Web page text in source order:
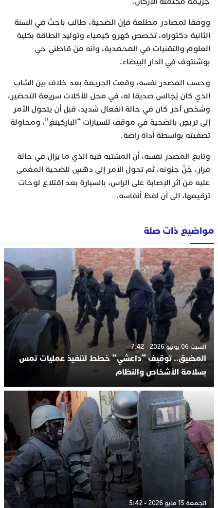
ووفقا لمصادر مطلعة فإن الضحية، طالب باحث في السنة
الثانية دكتوراه، تخصص كهرو كيمياء وتوليد الطاقة بكلية
العلوم والتقنيات في المحمدية، وأنه من قاطني حي
بوشنتوف في الدار البيضاء.
وحسب المصدر نفسه، وقعت الجريمة بعد خلاف بين الشاب
الذي كان يُجالس صديقا له، في محل للأكلات سريعة التحضير،
وشخص آخر كان في حالة انفعال شديد، قبل أن يتحول الأمر
إلى تربصٍ بالضحية في موقف للسيارات “الباركينغ”، ومحاولة
تصفيته بواسطة أداة راضة.
وتابع المصدر نفسه، أن المشتبه فيه الذي ما يزال في حالة
فرار، جُنّ جنونه، ثم تحول الأمر إلى دهسٍ للضحية المغمى
عليه من أثر الإصابة على الرأس، بالسيارة بعد اقتلاع لوحات
ترقيمها، إلى أن لفظ أنفاسه.
مواضيع ذات صلة
السبت 06 يونيو 2026 - 7:42
المضيق.. توقيف “داعشي” خطط لتنفيذ عمليات تمس
بسلامة الأشخاص والنظام
الجمعة 15 مايو 2026 - 5:42